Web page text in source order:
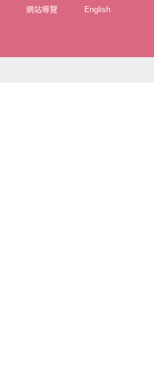
網站導覽 English